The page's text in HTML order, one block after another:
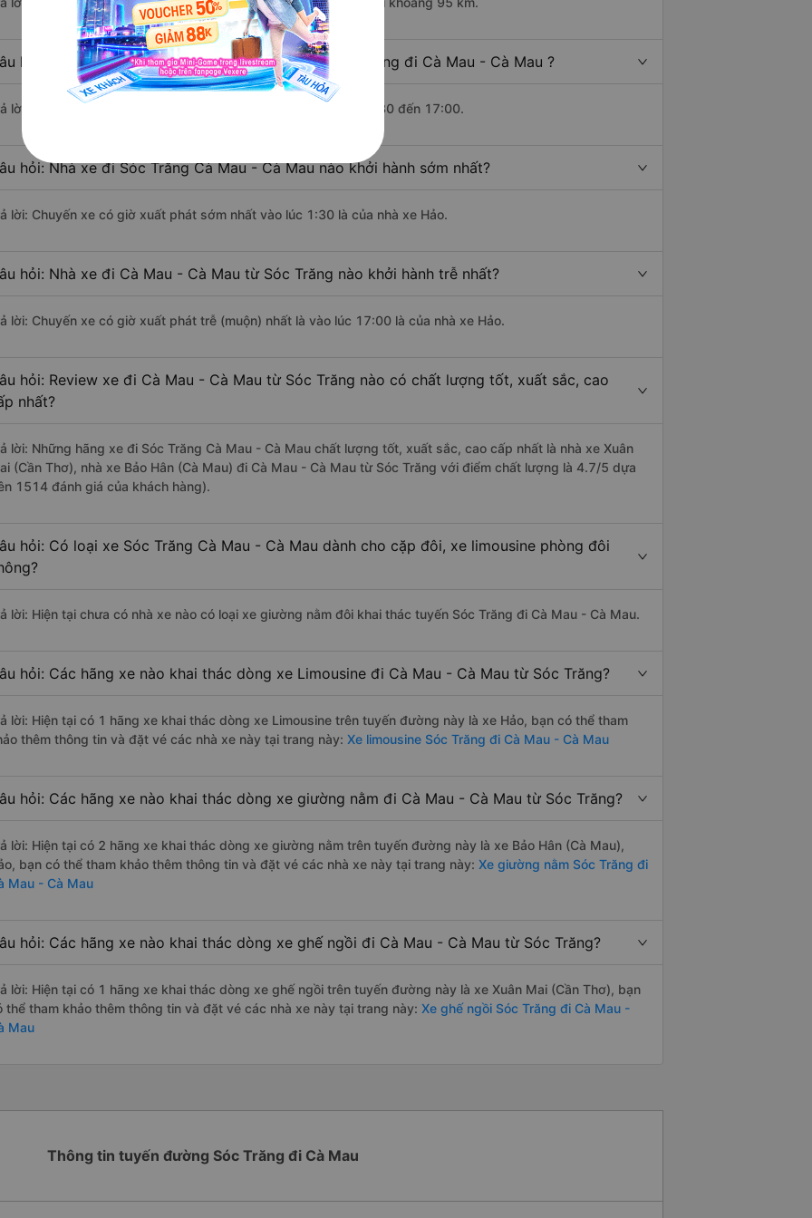
hỏi: Mỗi ngày có bao nhiêu chuyến xe khách Sóc Trăng đi Cà Mau - Cà Mau ?
lời: Trung bình mỗi ngày có khoảng 8 chuyến xe bắt đầu từ 1:30 đến 17:00.
hỏi: Nhà xe đi Sóc Trăng Cà Mau - Cà Mau nào khởi hành sớm nhất?
lời: Chuyến xe có giờ xuất phát sớm nhất vào lúc 1:30 là của nhà xe Hảo.
hỏi: Nhà xe đi Cà Mau - Cà Mau từ Sóc Trăng nào khởi hành trễ nhất?
lời: Chuyến xe có giờ xuất phát trễ (muộn) nhất là vào lúc 17:00 là của nhà xe Hảo.
hỏi: Review xe đi Cà Mau - Cà Mau từ Sóc Trăng nào có chất lượng tốt, xuất sắc, cao
nhất?
lời: Những hãng xe đi Sóc Trăng Cà Mau - Cà Mau chất lượng tốt, xuất sắc, cao cấp nhất là nhà xe Xuân
(Cần Thơ), nhà xe Bảo Hân (Cà Mau) đi Cà Mau - Cà Mau từ Sóc Trăng với điểm chất lượng là 4.7/5 dựa
1514 đánh giá của khách hàng).
hỏi: Có loại xe Sóc Trăng Cà Mau - Cà Mau dành cho cặp đôi, xe limousine phòng đôi
lời: Hiện tại chưa có nhà xe nào có loại xe giường nằm đôi khai thác tuyến Sóc Trăng đi Cà Mau - Cà Mau.
hỏi: Các hãng xe nào khai thác dòng xe Limousine đi Cà Mau - Cà Mau từ Sóc Trăng?
lời: Hiện tại có 1 hãng xe khai thác dòng xe Limousine trên tuyến đường này là xe Hảo, bạn có thể tham
thêm thông tin và đặt vé các nhà xe này tại trang này: Xe limousine Sóc Trăng đi Cà Mau - Cà Mau
hỏi: Các hãng xe nào khai thác dòng xe giường nằm đi Cà Mau - Cà Mau từ Sóc Trăng?
lời: Hiện tại có 2 hãng xe khai thác dòng xe giường nằm trên tuyến đường này là xe Bảo Hân (Cà Mau),
bạn có thể tham khảo thêm thông tin và đặt vé các nhà xe này tại trang này: Xe giường nằm Sóc Trăng đi
Mau - Cà Mau
hỏi: Các hãng xe nào khai thác dòng xe ghế ngồi đi Cà Mau - Cà Mau từ Sóc Trăng?
lời: Hiện tại có 1 hãng xe khai thác dòng xe ghế ngồi trên tuyến đường này là xe Xuân Mai (Cần Thơ), bạn
thể tham khảo thêm thông tin và đặt vé các nhà xe này tại trang này: Xe ghế ngồi Sóc Trăng đi Cà Mau -
Mau
Thông tin tuyến đường Sóc Trăng đi Cà Mau